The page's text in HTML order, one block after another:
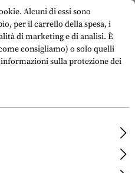
Alcuni di essi sono
per il carrello della spesa, i
di marketing e di analisi. È
consigliamo) o solo quelli
sulla protezione dei